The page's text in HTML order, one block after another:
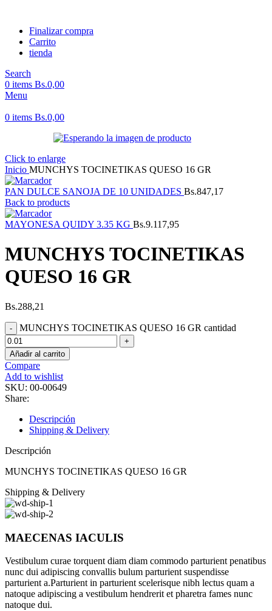
Finalizar compra
Carrito
tienda
Search
0 items Bs.0,00
Menu
0 items Bs.0,00
Click to enlarge
Inicio MUNCHYS TOCINETIKAS QUESO 16 GR
PAN DULCE SANOJA DE 10 UNIDADES Bs.847,17
Back to products
MAYONESA QUIDY 3.35 KG Bs.9.117,95
MUNCHYS TOCINETIKAS
QUESO 16 GR
Bs.288,21
MUNCHYS TOCINETIKAS QUESO 16 GR cantidad
Añadir al carrito
Compare
Add to wishlist
SKU: 00-00649
Share:
Descripción
Shipping & Delivery
Descripción
MUNCHYS TOCINETIKAS QUESO 16 GR
Shipping & Delivery
MAECENAS IACULIS
Vestibulum curae torquent diam diam commodo parturient penatibus
nunc dui adipiscing convallis bulum parturient suspendisse
parturient a.Parturient in parturient scelerisque nibh lectus quam a
natoque adipiscing a vestibulum hendrerit et pharetra fames nunc
natoque dui.